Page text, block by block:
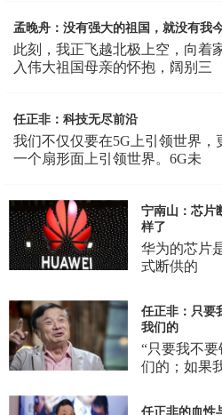
孟晚舟：没有强大的祖国，就没有我
此刻，我正飞越北极上空，向着
入伟大祖国母亲的怀抱，阔别三
任正非：科技无尽前沿
我们不仅仅要在5G上引领世界，
一个扇形面上引领世界。6G未
宁南山：芯片
样了
华为的芯片
式断供的
任正非：只要
我们的
“只要我不
们的；如果
任正非的血性